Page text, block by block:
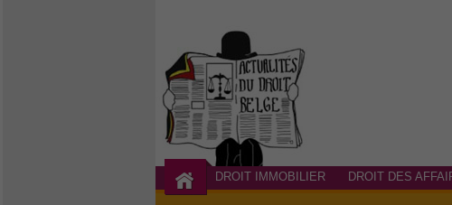
DROIT IMMOBILIER DROIT DES